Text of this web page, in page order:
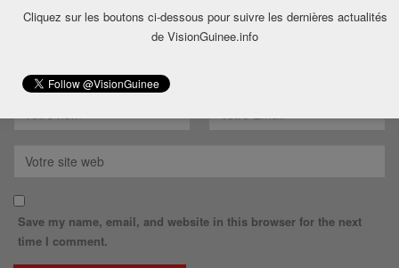
Save my name, email, and website in this browser for the next
time I comment.
Cliquez sur les boutons ci-dessous pour suivre les dernières actualités
de VisionGuinee.info